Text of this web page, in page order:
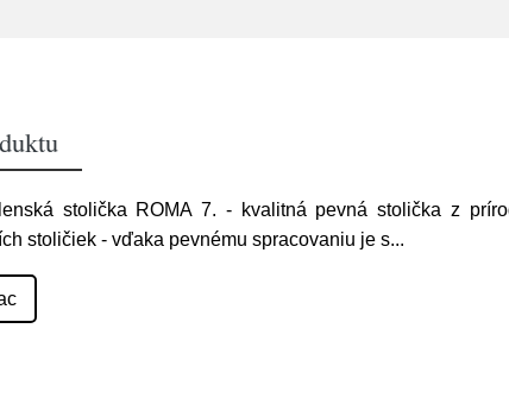
stolička ROMA 7. - kvalitná pevná stolička z
stoličiek - vďaka pevnému spracovaniu je s...